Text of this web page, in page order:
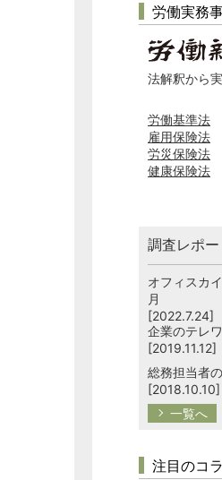
労働実務
法解釈から
労働基準法
雇用保険法
労災保険法
健康保険法
調査レポー
オフィスカ
月
[2022.7.24]
企業のテレ
[2019.11.12]
総務担当者
[2018.10.10]
一覧へ
注目のコ